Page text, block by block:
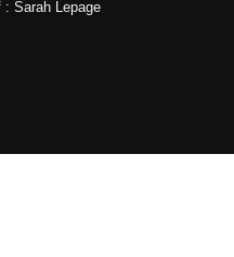
: Sarah Lepage